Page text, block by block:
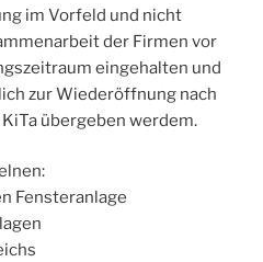
im Vorfeld und nicht
der Firmen vor
eingehalten und
zur Wiederöffnung nach
übergeben werdem.
Fensteranlage